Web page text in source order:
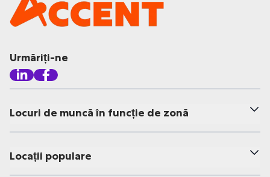
Urmăriți-ne
Locuri de muncă în funcție de zonă
Locații populare